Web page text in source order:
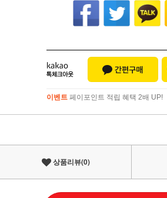
이벤트 페이포인트 적립 혜택 2배 UP!
이벤트페이포인트 적립 혜택 2배 UP!
상품리뷰(0)